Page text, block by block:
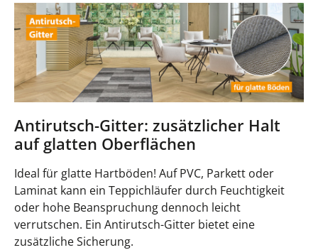
Antirutsch-Gitter: zusätzlicher Halt
auf glatten Oberflächen
Ideal für glatte Hartböden! Auf PVC, Parkett oder
Laminat kann ein Teppichläufer durch Feuchtigkeit
oder hohe Beanspruchung dennoch leicht
verrutschen. Ein Antirutsch-Gitter bietet eine
zusätzliche Sicherung.